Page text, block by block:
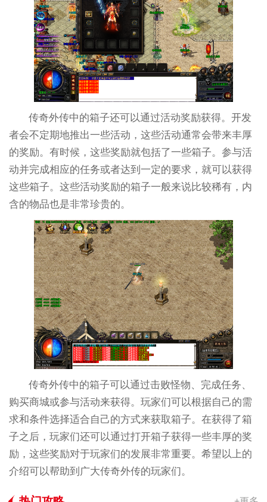
传奇外传中的箱子还可以通过活动奖励获得。开发
者会不定期地推出一些活动，这些活动通常会带来丰厚
的奖励。有时候，这些奖励就包括了一些箱子。参与活
动并完成相应的任务或者达到一定的要求，就可以获得
这些箱子。这些活动奖励的箱子一般来说比较稀有，内
含的物品也是非常珍贵的。
传奇外传中的箱子可以通过击败怪物、完成任务、
购买商城或参与活动来获得。玩家们可以根据自己的需
求和条件选择适合自己的方式来获取箱子。在获得了箱
子之后，玩家们还可以通过打开箱子获得一些丰厚的奖
励，这些奖励对于玩家们的发展非常重要。希望以上的
介绍可以帮助到广大传奇外传的玩家们。